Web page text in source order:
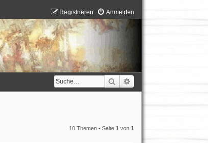
Anmelden
Registrieren
Suche
10 Themen • Seite 1 von 1